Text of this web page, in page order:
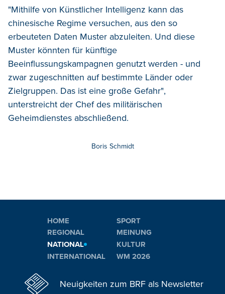
"Mithilfe von Künstlicher Intelligenz kann das
chinesische Regime versuchen, aus den so
erbeuteten Daten Muster abzuleiten. Und diese
Muster könnten für künftige
Beeinflussungskampagnen genutzt werden - und
zwar zugeschnitten auf bestimmte Länder oder
Zielgruppen. Das ist eine große Gefahr",
unterstreicht der Chef des militärischen
Geheimdienstes abschließend.
Boris Schmidt
HOME
REGIONAL
NATIONAL
INTERNATIONAL
SPORT
MEINUNG
KULTUR
WM 2026
Neuigkeiten zum BRF als Newsletter